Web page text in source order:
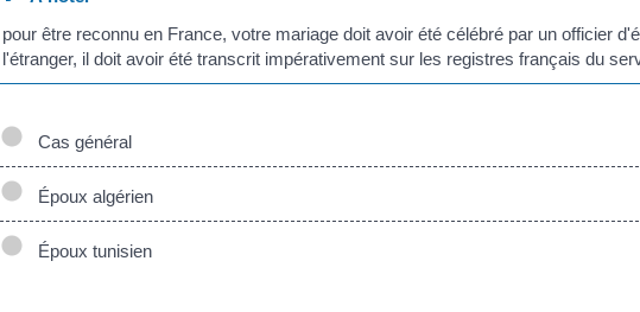
pour être reconnu en France, votre mariage doit avoir été célébré par un officier
l'étranger, il doit avoir été transcrit impérativement sur les registres français du
Cas général
Époux algérien
Époux tunisien